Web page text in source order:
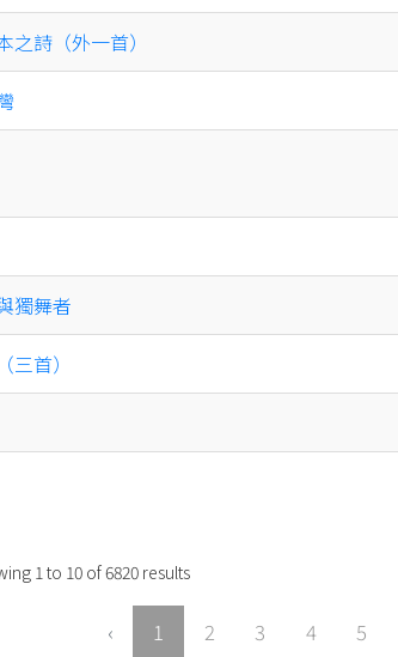
之詩（外一首）
獨舞者
三首）
1to 10 of6820 results
‹ 1 2 3 4 5